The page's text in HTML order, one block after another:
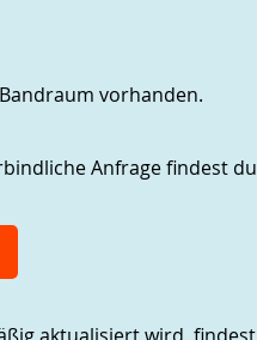
vorhanden.
Anfrage findest du